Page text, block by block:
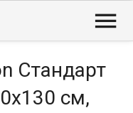

Стандарт
см,